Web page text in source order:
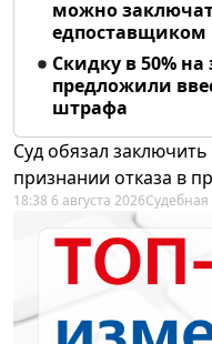
можно
едпоставщиком
Скидку в 50%
предложили
штрафа
Суд обязал
признании отказа в
18:38 6 августа 2026Судебная